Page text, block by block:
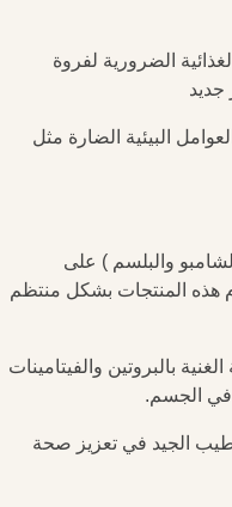
الضرورية لفروة
جديد
البيئية الضارة مثل
والبلسم ) على
هذه المنتجات بشكل منتظم
بالبروتين والفيتامينات
في الجسم.
الجيد في تعزيز صحة